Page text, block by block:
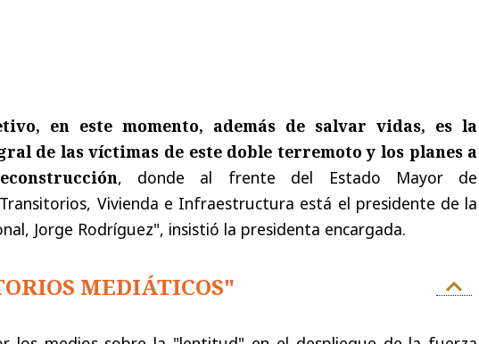
en este momento, además de salvar vidas, es la
de las víctimas de este doble terremoto y los planes a
, donde al frente del Estado Mayor de
Vivienda e Infraestructura está el presidente de la
Jorge Rodríguez", insistió la presidenta encargada.
MEDIÁTICOS"